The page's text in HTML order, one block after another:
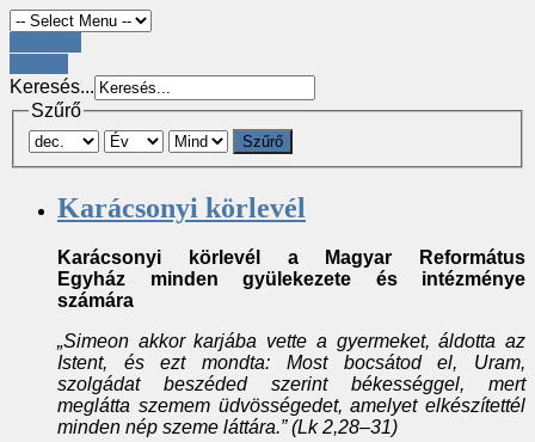
Keresés...
Szűrő
Szűrő
Karácsonyi körlevél
Karácsonyi körlevél a Magyar Református
Egyház minden gyülekezete és intézménye
számára
„Simeon akkor karjába vette a gyermeket, áldotta az
Istent, és ezt mondta: Most bocsátod el, Uram,
szolgádat beszéded szerint békességgel, mert
meglátta szemem üdvösségedet, amelyet elkészítettél
minden nép szeme láttára.” (Lk 2,28–31)